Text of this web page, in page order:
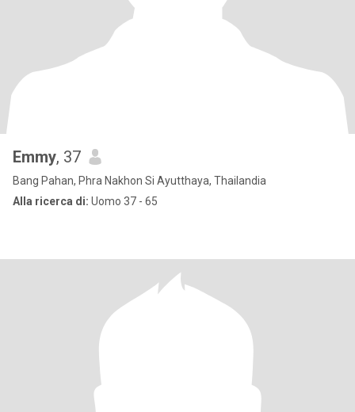
Emmy, 37
Bang Pahan, Phra Nakhon Si Ayutthaya, Thailandia
Alla ricerca di: Uomo 37 - 65